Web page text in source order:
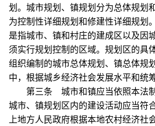
划。城市规划、镇规划分为总体规划
为控制性详细规划和修建性详细规
是指城市、镇和村庄的建成区以及因
须实行规划控制的区域。规划区的具
组织编制的城市总体规划、镇总体规
中，根据城乡经济社会发展水平和统
第三条 城市和镇应当依照本法制
城市、镇规划区内的建设活动应当
上地方人民政府根据本地农村经济社